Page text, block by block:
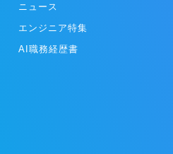
ニュース
エンジニア特集
AI職務経歴書